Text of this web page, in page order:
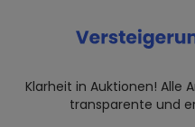
Klarheit in Auktionen! Alle
transparente und